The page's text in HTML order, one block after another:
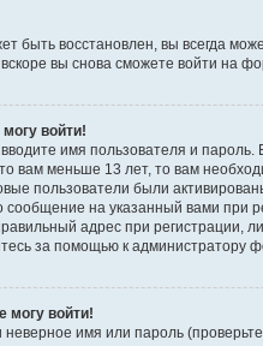
быть восстановлен, вы всегда
вы снова сможете войти на
войти!
имя пользователя и
вам меньше 13 лет, то вам
пользователи были
на указанный вами при
адрес при регистрации,
за помощью к администратору
могу войти!
имя или пароль